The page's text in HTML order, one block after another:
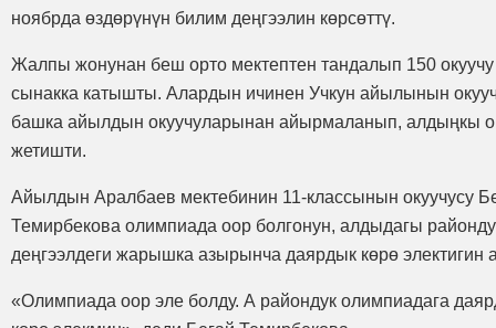
ноябрда өздөрүнүн билим деңгээлин көрсөттү.
Жалпы жонунан беш орто мектептен тандалып 150 окуучу
сынакка катышты. Алардын ичинен Учкун айылынын
башка айылдын окуучуларынан айырмаланып, алдыңкы
жетишти.
Айылдын Аралбаев мектебинин 11-классынын окуучусу
Темирбекова олимпиада оор болгонун, алдыдагы
деңгээлдеги жарышка азырынча даярдык көрө электигин
«Олимпиада оор эле болду. А райондук олимпиадага